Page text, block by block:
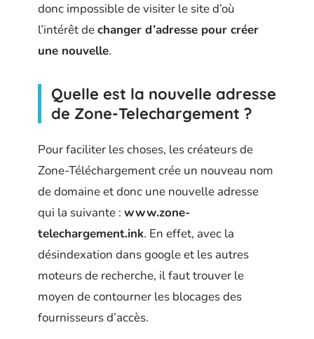
donc impossible de visiter le site d’où
l’intérêt dechanger d’adresse pour créer
une nouvelle.
Quelle est la nouvelle adresse
de Zone-Telechargement ?
Pour faciliter les choses, les créateurs de
Zone-Téléchargement crée un nouveau nom
de domaine et donc une nouvelle adresse
qui la suivante : www.zone-
telechargement.ink. En effet, avec la
désindexation dans google et les autres
moteurs de recherche, il faut trouver le
moyen de contourner les blocages des
fournisseurs d’accès.